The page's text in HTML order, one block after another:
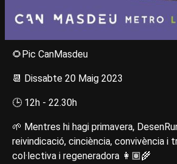
🌻Pic CanMasdeu
📆 Dissabte 20 Maig 2023
🕒 12h - 22.30h
🌱 Mentres hi hagi primavera,
reivindicació, cinciència, convivència i
col·lectiva i regeneradora 👩🏽‍🌾